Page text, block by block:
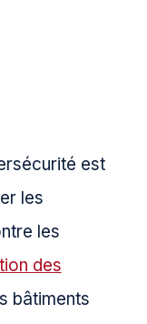
est
les
les
des
bâtiments